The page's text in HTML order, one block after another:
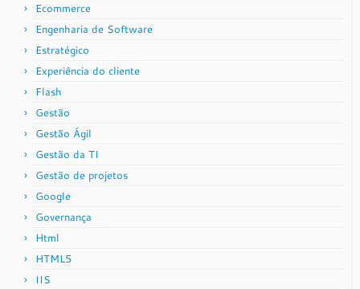
Ecommerce
Engenharia de Software
Estratégico
Experiência do cliente
Flash
Gestão
Gestão Ágil
Gestão da TI
Gestão de projetos
Google
Governança
Html
HTML5
IIS